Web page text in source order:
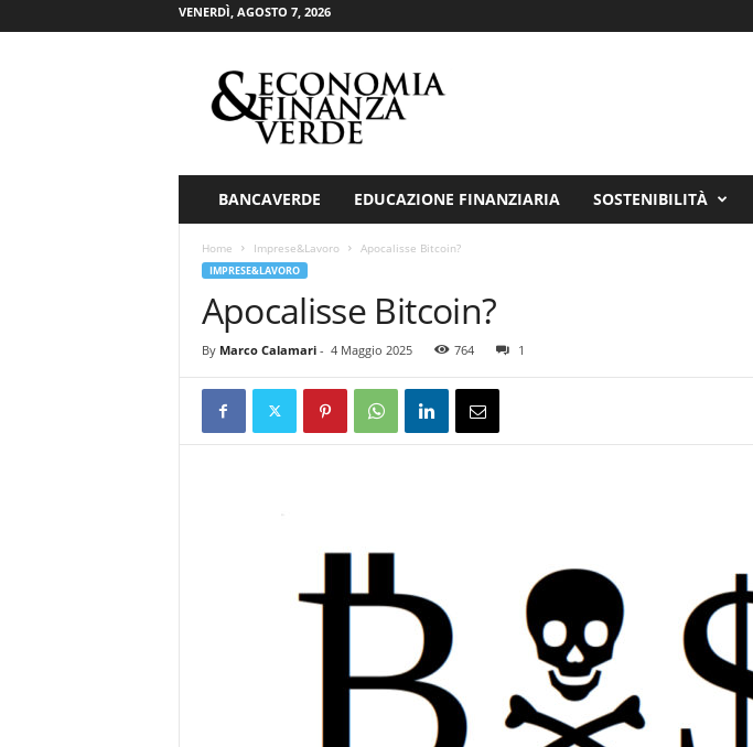
VENERDÌ, AGOSTO 7, 2026
z
e
BANCAVERDE EDUCAZIONE FINANZIARIA SOSTENIBILITÀ
Home Imprese&Lavoro Apocalisse Bitcoin?
IMPRESE&LAVORO
Apocalisse Bitcoin?
By Marco Calamari- 4 Maggio 2025 764 1